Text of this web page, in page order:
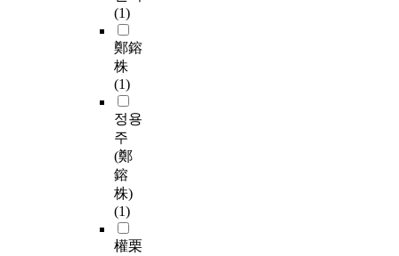
(1)
鄭鎔
株
(1)
정용
주
(鄭
鎔
株)
(1)
權栗